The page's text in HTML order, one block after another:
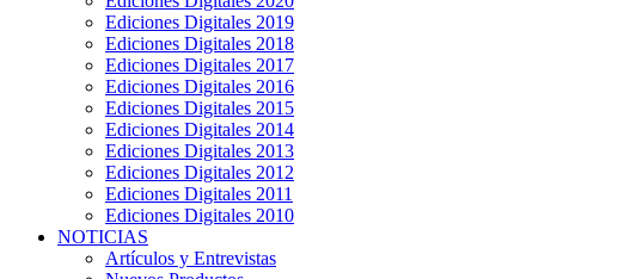
Ediciones Digitales 2019
Ediciones Digitales 2018
Ediciones Digitales 2017
Ediciones Digitales 2016
Ediciones Digitales 2015
Ediciones Digitales 2014
Ediciones Digitales 2013
Ediciones Digitales 2012
Ediciones Digitales 2011
Ediciones Digitales 2010
NOTICIAS
Artículos y Entrevistas